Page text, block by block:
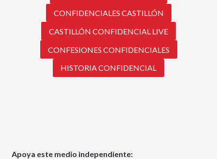
CONFIDENCIALES CASTILLÓN
CASTILLÓN CONFIDENCIAL LIVE
CONFESIONES CONFIDENCIALES
HISTORIA CONFIDENCIAL
Apoya este medio independiente: